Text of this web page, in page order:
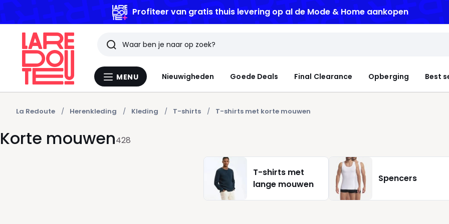
Profiteer van gratis thuis leveringop al de Mode & Home aankopen
Menu
MENU Nieuwigheden Goede Deals Final Clearance Opberging Best
Zoeken
Laatst
bekeken
artikelen
La Redoute Herenkleding Kleding T-shirts T-shirts met korte mouwen
Korte mouwen428
T-shirts met
lange mouwen
Spencers